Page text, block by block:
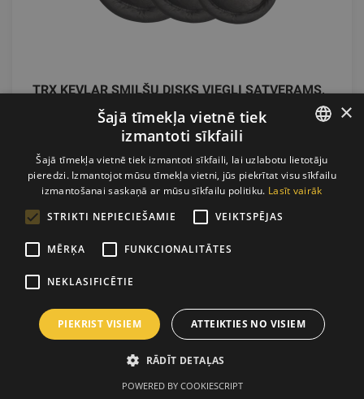
TRX KEVLAR SMILŠU DISKS VIEGLI SATVERAMS,
DAŽĀDI SVARI
No 79.94€
LATVIAN
×
Šajā tīmekļa vietnē tiek
izmantoti sīkfaili
Šajā tīmekļa vietnē tiek izmantoti sīkfaili, lai uzlabotu lietotāju
pieredzi. Izmantojot mūsu tīmekļa vietni, jūs piekrītat visu sīkfailu
izmantošanai saskaņā ar mūsu sīkfailu politiku. Lasīt vairāk
STRIKTI NEPIECIEŠAMIE
VEIKTSPĒJAS
MĒRĶA FUNKCIONALITĀTES
NEKLASIFICĒTIE
PIEKRIST VISIEM ATTEIKTIES NO VISIEM
RĀDĪT DETAĻAS
POWERED BY COOKIESCRIPT